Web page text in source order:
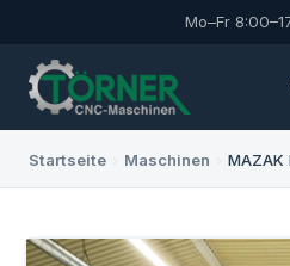
Mo–Fr
Startseite Maschinen MAZAK